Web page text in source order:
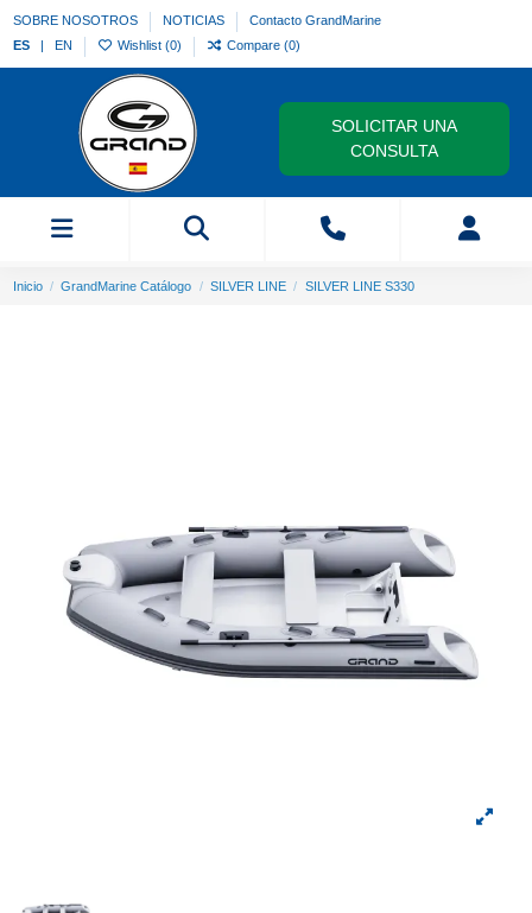
SOBRE NOSOTROS NOTICIAS
Contacto GrandMarine
ES
EN Wishlist (0) Compare (0)
SOLICITAR UNA
CONSULTA
Inicio GrandMarine Catálogo SILVER LINE SILVER LINE S330